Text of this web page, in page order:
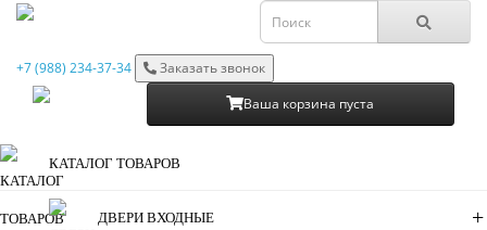
+7 (988) 234-37-34
Заказать звонок
Ваша корзина пуста
КАТАЛОГ ТОВАРОВ
+
ДВЕРИ ВХОДНЫЕ